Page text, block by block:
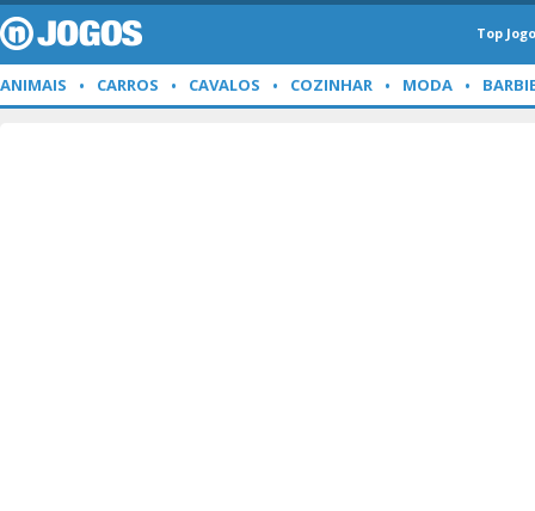
Top
ANIMAIS CARROS CAVALOS COZINHAR MODA